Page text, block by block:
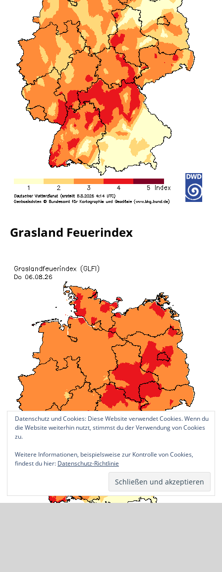
Grasland Feuerindex
Datenschutz und Cookies: Diese Website verwendet Cookies. Wenn du
die Website weiterhin nutzt, stimmst du der Verwendung von Cookies
zu.
Weitere Informationen, beispielsweise zur Kontrolle von Cookies,
findest du hier: Datenschutz-Richtlinie